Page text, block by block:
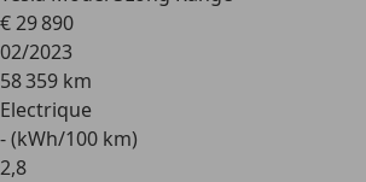
€ 29 890
02/2023
58 359 km
Electrique
- (kWh/100 km)
2,8